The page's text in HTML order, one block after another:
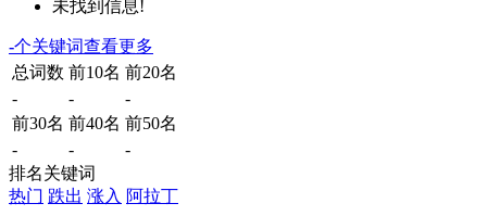
未找到信息!
-个关键词查看更多
总词数 前10名 前20名
-
-
-
前30名 前40名 前50名
-
-
-
排名关键词
热门 跌出 涨入 阿拉丁